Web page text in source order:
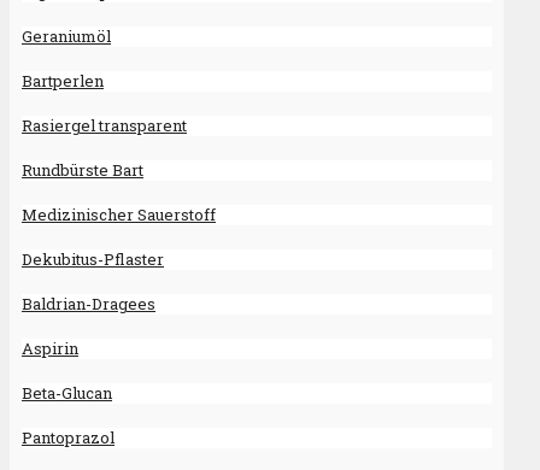
Geraniumöl
Bartperlen
Rasiergel transparent
Rundbürste Bart
Medizinischer Sauerstoff
Dekubitus-Pflaster
Baldrian-Dragees
Aspirin
Beta-Glucan
Pantoprazol